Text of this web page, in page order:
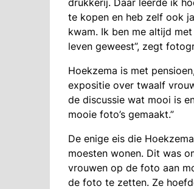
te kopen en heb zelf ook
kwam. Ik ben me altijd
leven geweest”, zegt
Hoekzema is met
expositie over twaalf
de discussie wat mooi is
mooie foto’s gemaakt.”
De enige eis die
moesten wonen. Dit was
vrouwen op de foto aan
de foto te zetten. Ze